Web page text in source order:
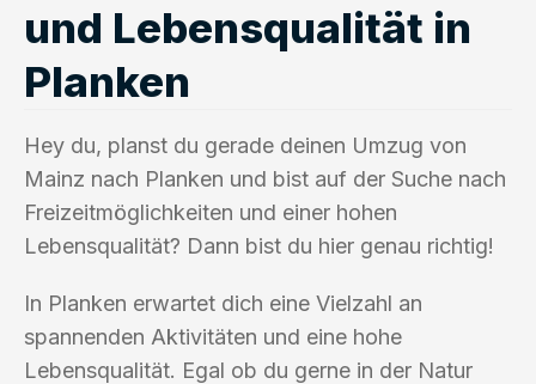
und Lebensqualität in
Planken
Hey du, planst du gerade deinen Umzug von
Mainz nach Planken und bist auf der Suche nach
Freizeitmöglichkeiten und einer hohen
Lebensqualität? Dann bist du hier genau richtig!
In Planken erwartet dich eine Vielzahl an
spannenden Aktivitäten und eine hohe
Lebensqualität. Egal ob du gerne in der Natur